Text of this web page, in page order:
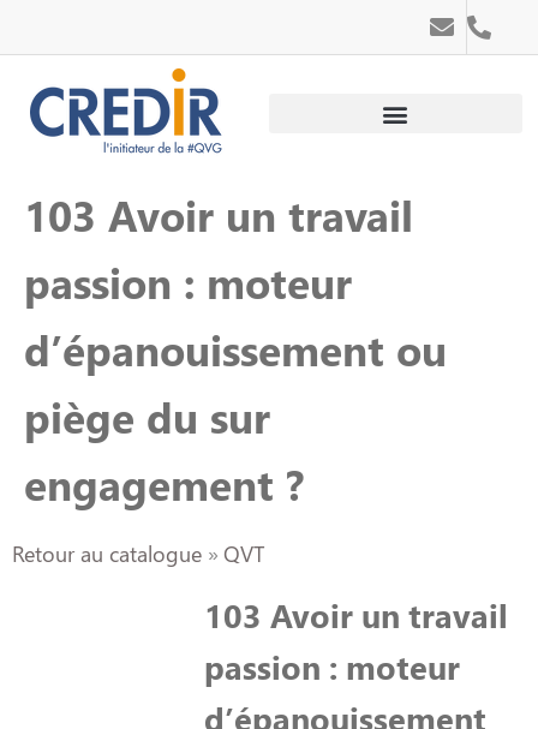
103 Avoir un travail
passion : moteur
d’épanouissement ou
piège du sur
engagement ?
Retour au catalogue QVT
103 Avoir un travail
passion : moteur
d’épanouissement